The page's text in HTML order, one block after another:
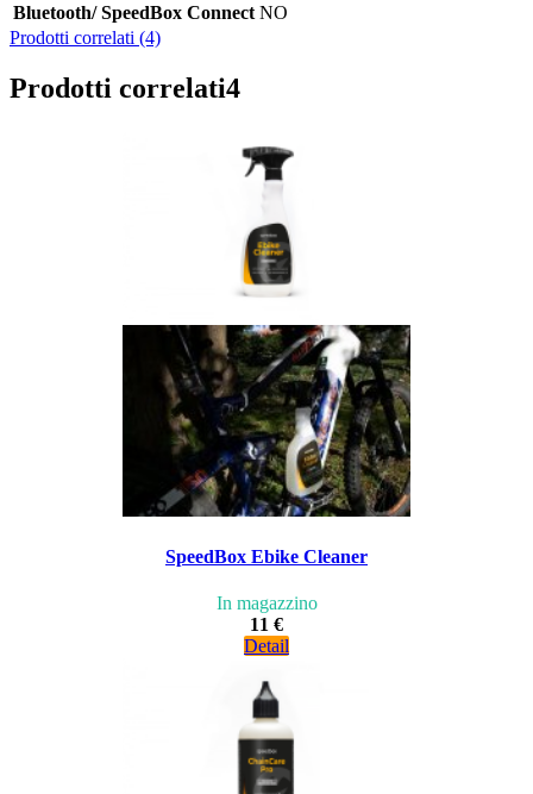
Bluetooth/ SpeedBox Connect NO
Prodotti correlati (4)
Prodotti correlati4
SpeedBox Ebike Cleaner
In magazzino
11 €
Detail